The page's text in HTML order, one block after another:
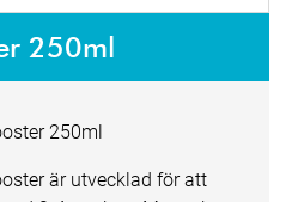
250ml
250ml
är utvecklad för att